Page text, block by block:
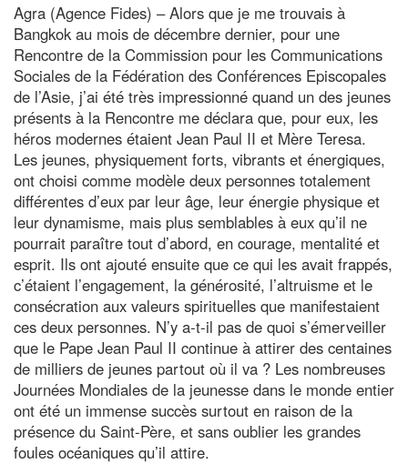
Agra (Agence Fides) – Alors que je me trouvais à
Bangkok au mois de décembre dernier, pour une
Rencontre de la Commission pour les Communications
Sociales de la Fédération des Conférences Episcopales
de l’Asie, j’ai été très impressionné quand un des jeunes
présents à la Rencontre me déclara que, pour eux, les
héros modernes étaient Jean Paul II et Mère Teresa.
Les jeunes, physiquement forts, vibrants et énergiques,
ont choisi comme modèle deux personnes totalement
différentes d’eux par leur âge, leur énergie physique et
leur dynamisme, mais plus semblables à eux qu’il ne
pourrait paraître tout d’abord, en courage, mentalité et
esprit. Ils ont ajouté ensuite que ce qui les avait frappés,
c’étaient l’engagement, la générosité, l’altruisme et le
consécration aux valeurs spirituelles que manifestaient
ces deux personnes. N’y a-t-il pas de quoi s’émerveiller
que le Pape Jean Paul II continue à attirer des centaines
de milliers de jeunes partout où il va ? Les nombreuses
Journées Mondiales de la jeunesse dans le monde entier
ont été un immense succès surtout en raison de la
présence du Saint-Père, et sans oublier les grandes
foules océaniques qu’il attire.